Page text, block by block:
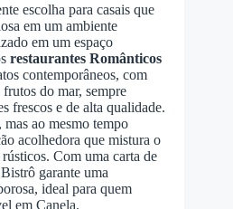
escolha para casais que
em um ambiente
em um espaço
restaurantes Românticos
contemporâneos, com
frutos do mar, sempre
frescos e de alta qualidade.
ao mesmo tempo
acolhedora que mistura o
Com uma carta de
garante uma
ideal para quem
em Canela.